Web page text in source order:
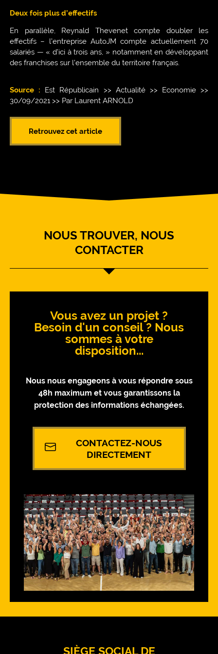
Deux fois plus d’effectifs
En parallèle, Reynald Thevenet compte doubler les
effectifs – l’entreprise AutoJM compte actuellement 70
salariés — « d’ici à trois ans, » notamment en développant
des franchises sur l’ensemble du territoire français.
Source : Est Républicain >> Actualité >> Economie >>
30/09/2021 >> Par Laurent ARNOLD
Retrouvez cet article
NOUS TROUVER, NOUS
CONTACTER
Vous avez un projet ?
Besoin d'un conseil ? Nous
sommes à votre
disposition...
Nous nous engageons à vous répondre sous
48h maximum et vous garantissons la
protection des informations échangées.
CONTACTEZ-NOUS
DIRECTEMENT
SIÈGE SOCIAL DE